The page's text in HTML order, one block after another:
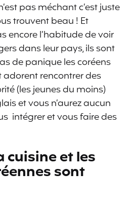
pas méchant c’est juste
trouvent beau ! Et
encore l’habitude de voir
dans leur pays, ils sont
de panique les coréens
adorent rencontrer des
(les jeunes du moins)
et vous n’aurez aucun
intégrer et vous faire des
cuisine et les
sont